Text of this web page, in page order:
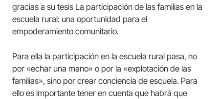
gracias a su tesis La participación de las familias en la
escuela rural: una oportunidad para el
empoderamiento comunitario.
Para ella la participación en la escuela rural pasa, no
por «echar una mano» o por la «explotación de las
familias», sino por crear conciencia de escuela. Para
ello es importante tener en cuenta que habrá que